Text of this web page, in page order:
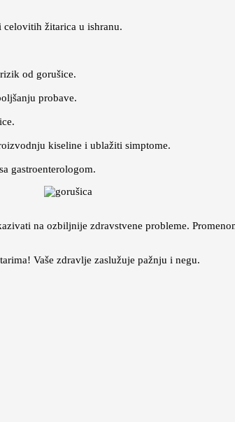
žitarica u ishranu.
od gorušice.
probave.
kiseline i ublažiti simptome.
gastroenterologom.
na ozbiljnije zdravstvene probleme.
Vaše zdravlje zaslužuje pažnju i negu.